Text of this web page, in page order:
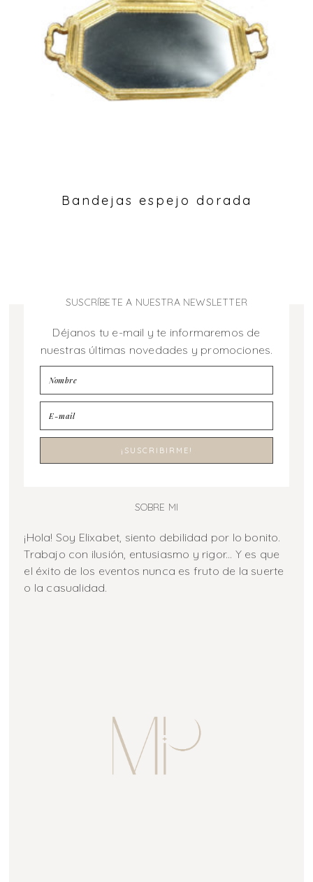
Bandejas espejo dorada
SUSCRÍBETE A NUESTRA NEWSLETTER
Déjanos tu e-mail y te informaremos de
nuestras últimas novedades y promociones.
SOBRE MI
¡Hola! Soy Elixabet, siento debilidad por lo bonito.
Trabajo con ilusión, entusiasmo y rigor... Y es que
el éxito de los eventos nunca es fruto de la suerte
o la casualidad.